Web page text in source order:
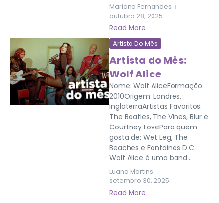
Mariana Fernandes
outubro 28, 2025
Read More
Artista Do Mês
Artista do Mês:
Wolf Alice
Nome: Wolf AliceFormação:
2010Origem: Londres,
InglaterraArtistas Favoritos:
The Beatles, The Vines, Blur e
Courtney LovePara quem
gosta de: Wet Leg, The
Beaches e Fontaines D.C.
Wolf Alice é uma band...
Luana Martins
setembro 30, 2025
Read More